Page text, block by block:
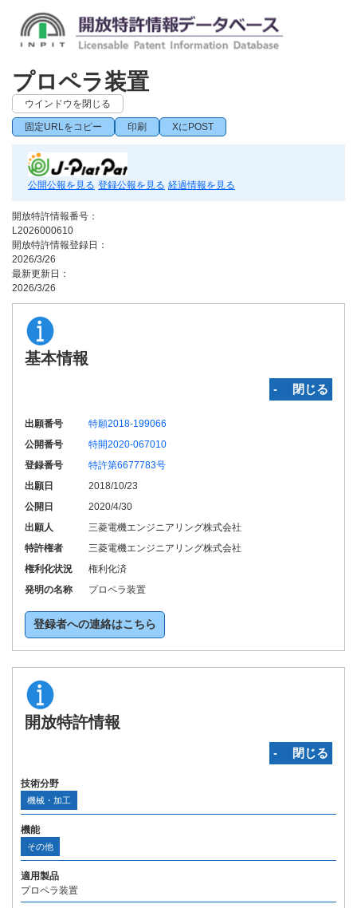
プロペラ装置
ウインドウを閉じる
固定URLをコピー 印刷 XにPOST
公開公報を見る 登録公報を見る 経過情報を見る
開放特許情報番号：
L2026000610
開放特許情報登録日：
2026/3/26
最新更新日：
2026/3/26
基本情報
‐ 閉じる
出願番号
特願2018-199066
公開番号
特開2020-067010
登録番号
特許第6677783号
出願日
2018/10/23
公開日
2020/4/30
出願人
三菱電機エンジニアリング株式会社
特許権者
三菱電機エンジニアリング株式会社
権利化状況
権利化済
発明の名称
プロペラ装置
登録者への連絡はこちら
開放特許情報
‐ 閉じる
技術分野
機械・加工
機能
その他
適用製品
プロペラ装置